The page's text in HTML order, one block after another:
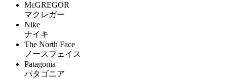
McGREGOR
マクレガー
Nike
ナイキ
The North Face
ノースフェイス
Patagonia
パタゴニア